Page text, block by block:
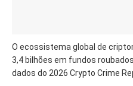
O ecossistema global de
3,4 bilhões em fundos
dados do 2026 Crypto Crime